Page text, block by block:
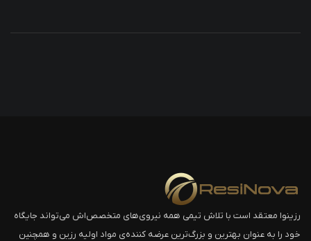
رزینوا معتقد است با تلاش تیمی همه نیروی‌های متخصص‌اش می‌تواند جایگاه
خود را به عنوان بهترین و بزرگ‌ترین عرضه کننده‌ی مواد اولیه رزین و همچنین